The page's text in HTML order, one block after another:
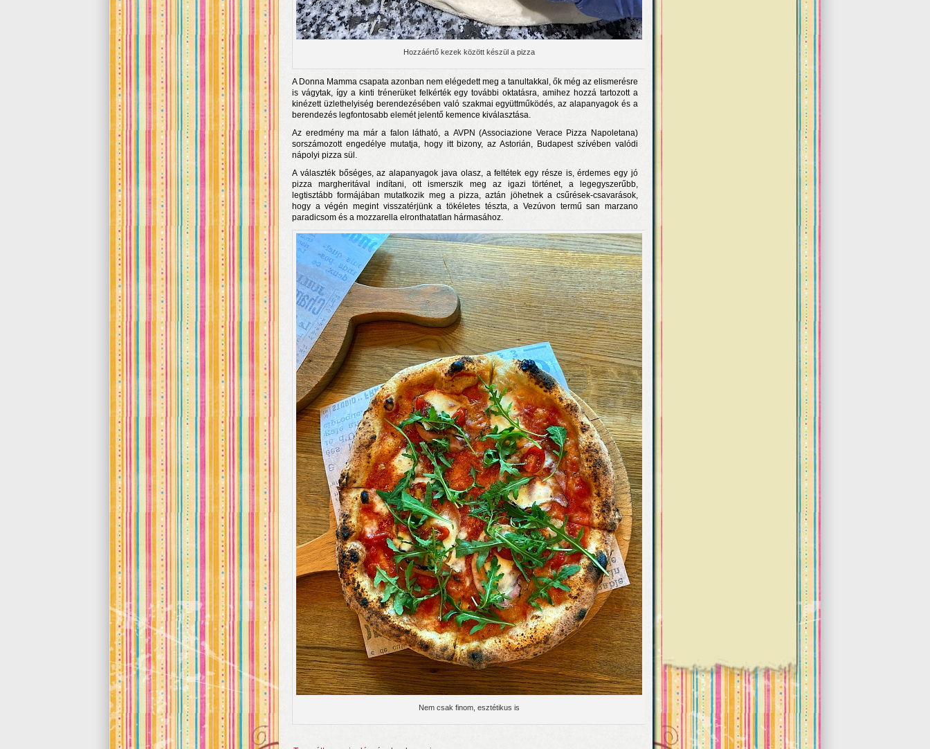
Hozzáértő kezek között készül a pizza
A Donna Mamma csapata azonban nem elégedett meg a tanultakkal, ők még az elismerésre
is vágytak, így a kinti trénerüket felkérték egy további oktatásra, amihez hozzá tartozott a
kinézett üzlethelyiség berendezésében való szakmai együttműködés, az alapanyagok és a
berendezés legfontosabb elemét jelentő kemence kiválasztása.
Az eredmény ma már a falon látható, a AVPN (Associazione Verace Pizza Napoletana)
sorszámozott engedélye mutatja, hogy itt bizony, az Astorián, Budapest szívében valódi
nápolyi pizza sül.
A választék bőséges, az alapanyagok java olasz, a feltétek egy része is, érdemes egy jó
pizza margheritával indítani, ott ismerszik meg az igazi történet, a legegyszerűbb,
legtisztább formájában mutatkozik meg a pizza, aztán jöhetnek a csűrések-csavarások,
hogy a végén megint visszatérjünk a tökéletes tészta, a Vezúvon termű san marzano
paradicsom és a mozzarella elronthatatlan hármasához.
Nem csak finom, esztétikus is